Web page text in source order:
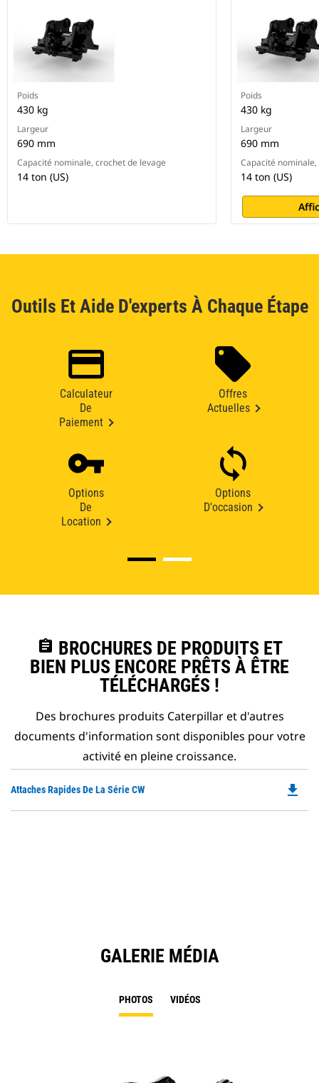
Poids
430 kg
Largeur
690 mm
Capacité nominale, crochet de levage
14 ton (US)
Poids
430 kg
Largeur
690 mm
Capacité
14 ton (US)
Outils Et Aide D'experts À Chaque Étape
Calculateur
De
Paiement
Offres
Actuelles
Options
De
Location
Options
D'occasion
assignment BROCHURES DE PRODUITS ET
BIEN PLUS ENCORE PRÊTS À ÊTRE
TÉLÉCHARGÉS !
Des brochures produits Caterpillar et d'autres
documents d'information sont disponibles pour votre
activité en pleine croissance.
Attaches Rapides De La Série CW file_download
GALERIE MÉDIA
PHOTOS VIDÉOS